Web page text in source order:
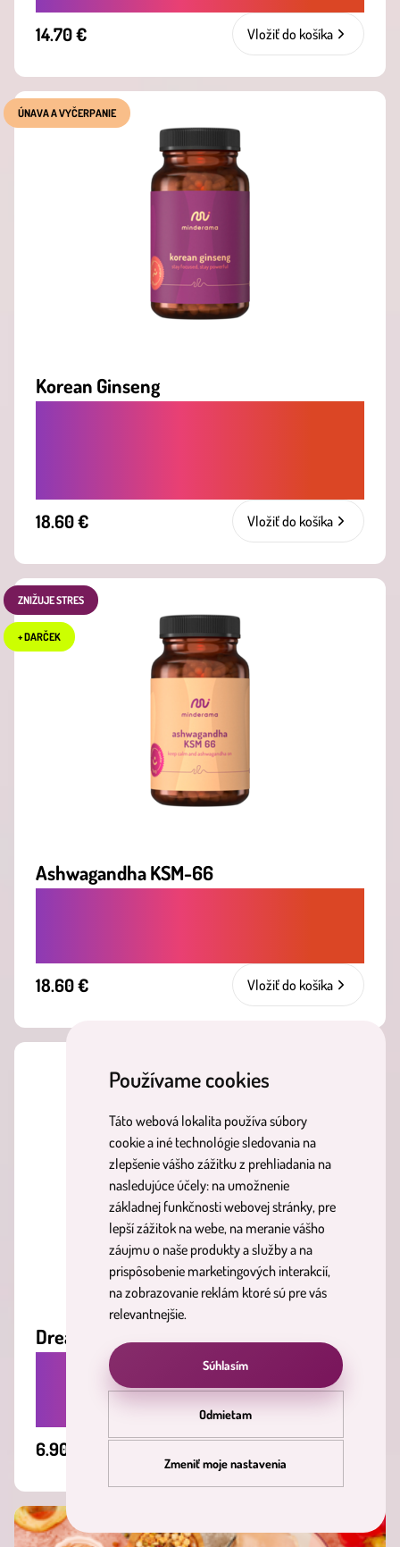
Používame cookies
Táto webová lokalita používa súbory
cookie a iné technológie sledovania na
zlepšenie vášho zážitku z prehliadania na
nasledujúce účely: na umožnenie
základnej funkčnosti webovej stránky, pre
lepší zážitok na webe, na meranie vášho
záujmu o naše produkty a služby a na
prispôsobenie marketingových interakcií,
na zobrazovanie reklám ktoré sú pre vás
relevantnejšie.
Súhlasím
Odmietam
Zmeniť moje nastavenia
14.70 € Vložiť do košíka
ÚNAVA A VYČERPANIE
Korean Ginseng
18.60 € Vložiť do košíka
ZNIŽUJE STRES
+ DARČEK
Ashwagandha KSM-66
18.60 € Vložiť do košíka
Dream river
RUČNE VYROBENÁ SÓJOVÁ SVIEČKA S
UNIKÁTNOU VÔŇOU COTTON.
6.90 €